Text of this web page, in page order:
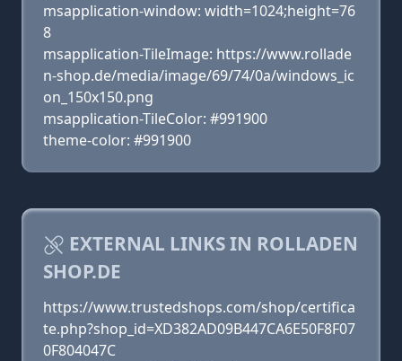
msapplication-window: width=1024;height=76
8
msapplication-TileImage: https://www.rollade
n-shop.de/media/image/69/74/0a/windows_ic
on_150x150.png
msapplication-TileColor: #991900
theme-color: #991900
EXTERNAL LINKS IN ROLLADEN
SHOP.DE
https://www.trustedshops.com/shop/certifica
te.php?shop_id=XD382AD09B447CA6E50F8F07
0F804047C